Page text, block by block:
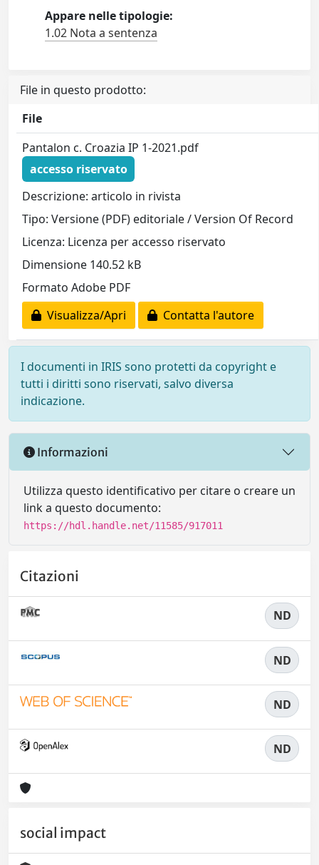
Appare nelle tipologie:
1.02 Nota a sentenza
File in questo prodotto:
File
Pantalon c. Croazia IP 1-2021.pdf
accesso riservato
Descrizione: articolo in rivista
Tipo: Versione (PDF) editoriale / Version Of Record
Licenza: Licenza per accesso riservato
Dimensione 140.52 kB
Formato Adobe PDF
Visualizza/Apri
Contatta l'autore
I documenti in IRIS sono protetti da copyright e
tutti i diritti sono riservati, salvo diversa
indicazione.
Informazioni
Utilizza questo identificativo per citare o creare un
link a questo documento:
https://hdl.handle.net/11585/917011
Citazioni
ND
ND
ND
ND
social impact